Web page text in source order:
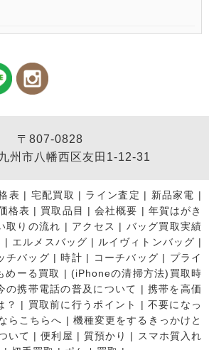
〒807-0828
州市八幡西区友田1-12-31
表 | 宅配買取 | ライン査定 | 新品家電 |
格表 | 買取品目 |会社概要 | 年賀はがき
取りの流れ | アクセス | バッグ買取実績
| エルメスバッグ | ルイヴィトンバッグ |
チバッグ |時計 | コーチバッグ | プライ
めーる買取 | (iPhoneの清掃方法)買取時
の携帯電話の普及について | 携帯を高価
？
| 買取前に行うポイント | 不要になっ
らこちらへ | 機種変更をするきっかけと
いて |便利屋 | 質預かり |
スマホ質入れ